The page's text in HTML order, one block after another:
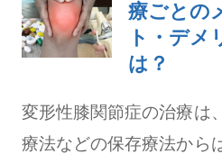
療ごとの
ト・デメ
は？
変形性膝関節症の治療は
療法などの保存療法から